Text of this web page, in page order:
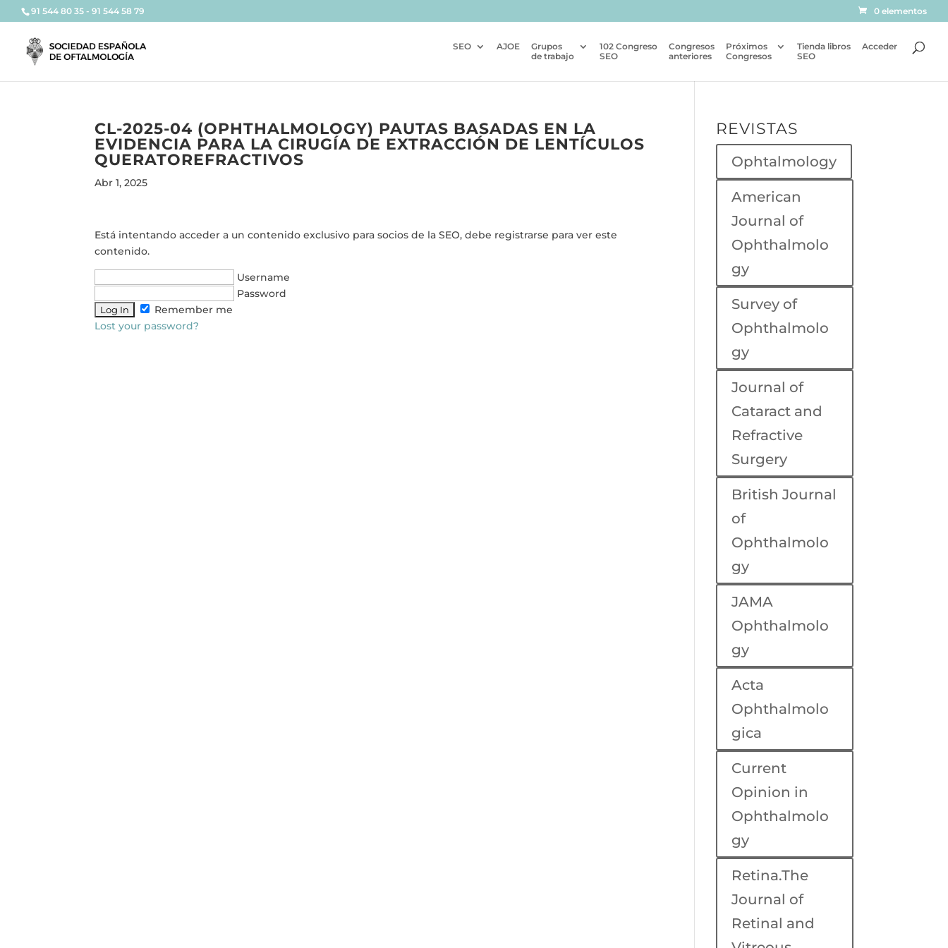
91 544 80 35 - 91 544 58 79 0 elementos
SEO AJOE
Grupos
de trabajo
102 Congreso
SEO
Congresos
anteriores
Próximos
Congresos
Tienda libros
SEO
Acceder
CL-2025-04 (OPHTHALMOLOGY) PAUTAS BASADAS EN LA
EVIDENCIA PARA LA CIRUGÍA DE EXTRACCIÓN DE LENTÍCULOS
QUERATOREFRACTIVOS
Abr 1, 2025
Está intentando acceder a un contenido exclusivo para socios de la SEO, debe registrarse para ver este
contenido.
Username
Password
Remember me
Lost your password?
REVISTAS
Ophtalmology
American
Journal of
Ophthalmolo
gy
Survey of
Ophthalmolo
gy
Journal of
Cataract and
Refractive
Surgery
British Journal
of
Ophthalmolo
gy
JAMA
Ophthalmolo
gy
Acta
Ophthalmolo
gica
Current
Opinion in
Ophthalmolo
gy
Retina.The
Journal of
Retinal and